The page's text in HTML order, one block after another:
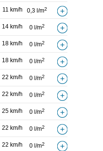
11 km/h 0,3 l/m2
14 km/h 0 l/m2
18 km/h 0 l/m2
18 km/h 0 l/m2
22 km/h 0 l/m2
22 km/h 0 l/m2
25 km/h 0 l/m2
22 km/h 0 l/m2
22 km/h 0 l/m2